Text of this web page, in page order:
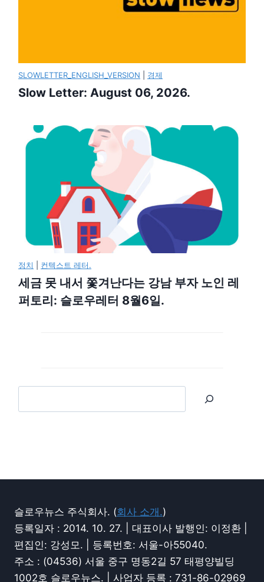
SLOWLETTER_ENGLISH_VERSION 경제
Slow Letter: August 06, 2026.
정치 컨텍스트 레터.
세금 못 내서 쫓겨난다는 강남 부자 노인 레
퍼토리: 슬로우레터 8월6일.
슬로우뉴스 주식회사. (회사 소개.)
등록일자 : 2014. 10. 27. | 대표이사 발행인: 이정환 |
편집인: 강성모. | 등록번호: 서울-아55040.
주소 : (04536) 서울 중구 명동2길 57 태평양빌딩
1002호 슬로우뉴스. | 사업자 등록 : 731-86-02969